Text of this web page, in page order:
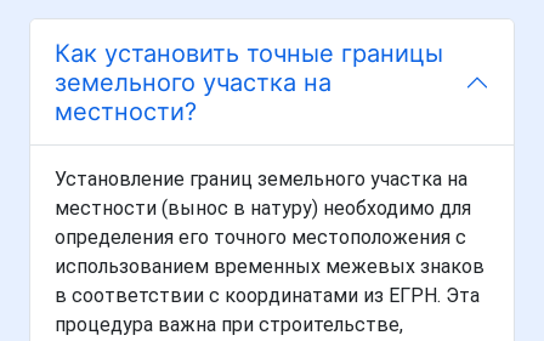
Как установить точные границы
земельного участка на
местности?
Установление границ земельного участка на
местности (вынос в натуру) необходимо для
определения его точного местоположения с
использованием временных межевых знаков
в соответствии с координатами из ЕГРН. Эта
процедура важна при строительстве,